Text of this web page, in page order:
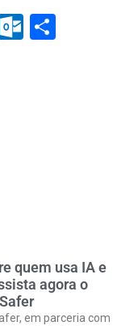
quem usa IA e
agora o
em parceria com